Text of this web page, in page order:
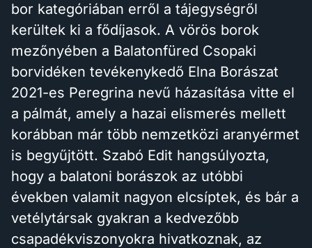
bor kategóriában erről a tájegységről
kerültek ki a fődíjasok. A vörös borok
mezőnyében a Balatonfüred Csopaki
borvidéken tevékenykedő Elna Borászat
2021-es Peregrina nevű házasítása vitte el
a pálmát, amely a hazai elismerés mellett
korábban már több nemzetközi aranyérmet
is begyűjtött. Szabó Edit hangsúlyozta,
hogy a balatoni borászok az utóbbi
években valamit nagyon elcsíptek, és bár a
vetélytársak gyakran a kedvezőbb
csapadékviszonyokra hivatkoznak, az